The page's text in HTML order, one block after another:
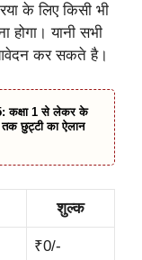
के लिए किसी भी
होगा। यानी सभी
कर सकते है।
कक्षा 1 से लेकर के
छुट्टी का ऐलान
शुल्क
₹0/-